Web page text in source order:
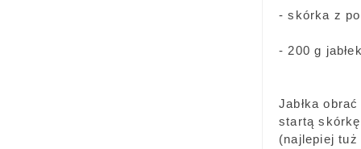
- skórka z
- 200 g
Jabłka
startą
(najlepiej tuż